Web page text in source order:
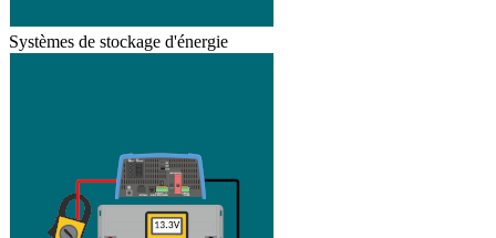
Systèmes de stockage d'énergie